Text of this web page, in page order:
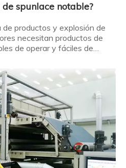
spunlace notable?
de productos y explosión de
necesitan productos de
de operar y fáciles de
¿Qué es una máquina de
son las ventajas de